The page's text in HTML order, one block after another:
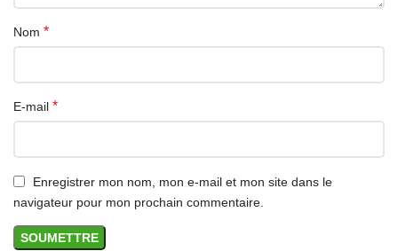
Nom *
E-mail *
Enregistrer mon nom, mon e-mail et mon site dans le
navigateur pour mon prochain commentaire.